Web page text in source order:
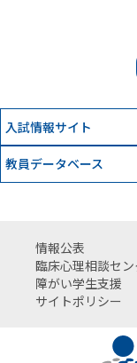
入試情報サイト
教員データベース
情報公表
臨床心理相談セン
障がい学生支援
サイトポリシー